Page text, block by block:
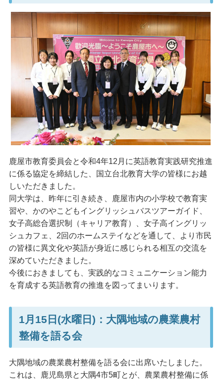
鹿屋市教育委員会と令和4年12月に英語教育実践研究推進
に係る協定を締結した、国立台北教育大学の皆様にお越
しいただきました。
同大学は、昨年に引き続き、鹿屋市内の小学校で教育実
習や、かのやこどもイングリッシュバスツアーガイド、
女子高総合選択制（キャリア教育）、女子高イングリッ
シュカフェ、2回のホームステイなどを通して、より市民
の皆様に異文化や英語が身近に感じられる相互の交流を
深めていただきました。
今後におきましても、実践的なコミュニケーション能力
を育成する英語教育の推進を図ってまいります。
1月15日(水曜日)：大隅地域の農業農村
整備を語る会
大隅地域の農業農村整備を語る会に出席いたしました。
これは、鹿児島県と大隅4市5町とが、農業農村整備に係